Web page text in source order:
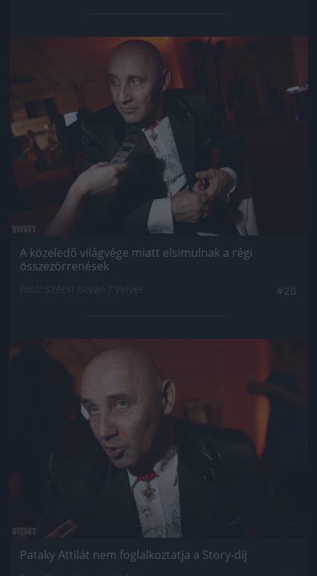
Jön még kép!
A közeledő világvége miatt elsimulnak a régi
összezörrenések
Jön még kép!
Pataky Attilát nem foglalkoztatja a Story-díj